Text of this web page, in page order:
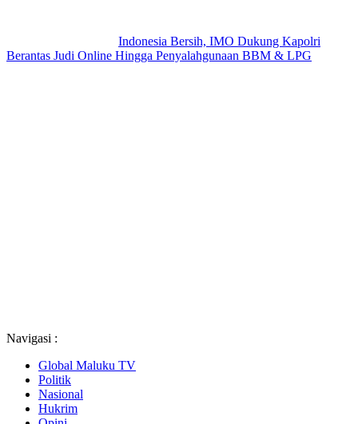
Indonesia Bersih, IMO Dukung Kapolri
Berantas Judi Online Hingga Penyalahgunaan BBM & LPG
Navigasi :
Global Maluku TV
Politik
Nasional
Hukrim